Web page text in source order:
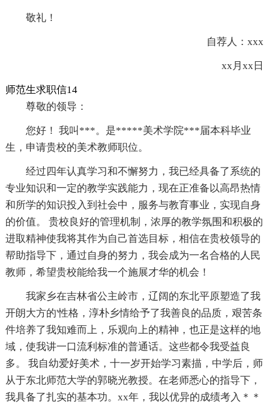
敬礼！
自荐人：xxx
xx月xx日
师范生求职信14
尊敬的领导：
您好！ 我叫***。是*****美术学院***届本科毕业
生，申请贵校的美术教师职位。
经过四年认真学习和不懈努力，我已经具备了系统的
专业知识和一定的教学实践能力，现在正准备以高昂热情
和所学的知识投入到社会中，服务与教育事业，实现自身
的价值。 贵校良好的管理机制，浓厚的教学氛围和积极的
进取精神使我将其作为自己首选目标，相信在贵校领导的
帮助指导下，通过自身的努力，我会成为一名合格的人民
教师，希望贵校能给我一个施展才华的机会！
我家乡在吉林省公主岭市，辽阔的东北平原塑造了我
开朗大方的'性格，淳朴乡情给予了我善良的品质，艰苦条
件培养了我知难而上，乐观向上的精神，也正是这样的地
域，使我讲一口流利标准的普通话。这些都令我受益良
多。 我自幼爱好美术，十一岁开始学习素描，中学后，师
从于东北师范大学的郭晓光教授。在老师悉心的指导下，
我具备了扎实的基本功。xx年，我以优异的成绩考入＊＊